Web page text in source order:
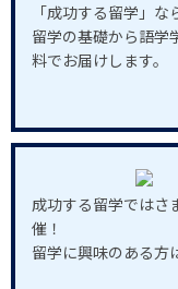
「成功する留学」な
留学の基礎から語学
料でお届けします。
成功する留学ではさ
催！
留学に興味のある方